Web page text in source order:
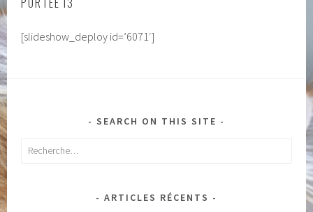
[slideshow_deploy id=’6071′]
SEARCH ON THIS SITE
Rechercher :
ARTICLES RÉCENTS